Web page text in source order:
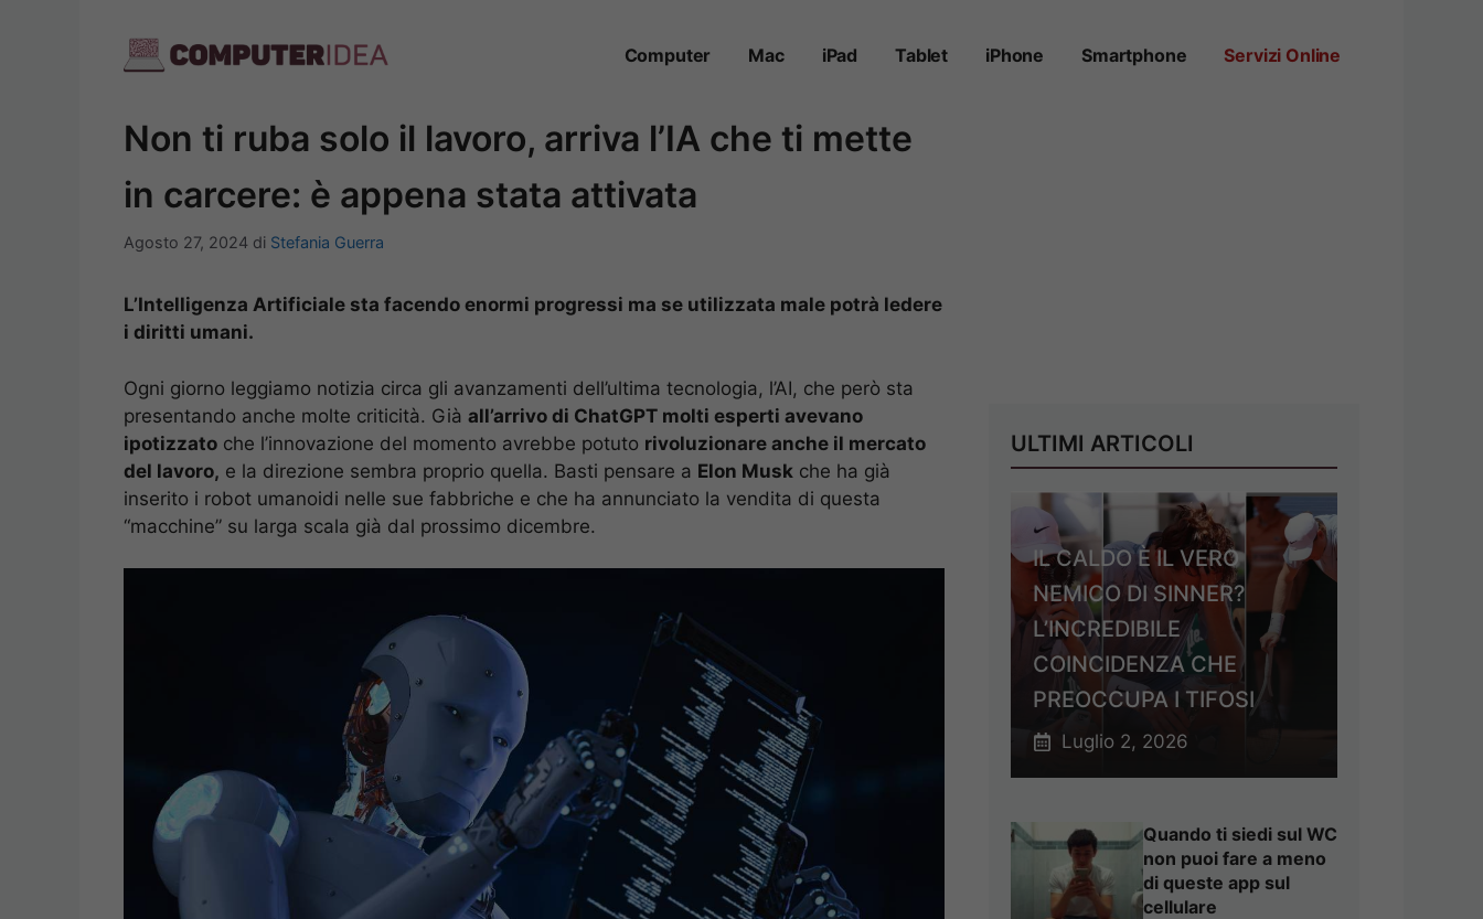
Computer Mac iPad Tablet iPhone Smartphone Servizi Online
Non ti ruba solo il lavoro, arriva l’IA che ti mette
in carcere: è appena stata attivata
Agosto 27, 2024 di Stefania Guerra
L’Intelligenza Artificiale sta facendo enormi progressi ma se utilizzata male potrà ledere
i diritti umani.
Ogni giorno leggiamo notizia circa gli avanzamenti dell’ultima tecnologia, l’AI, che però sta
presentando anche molte criticità. Già all’arrivo di ChatGPT molti esperti avevano
ipotizzato che l’innovazione del momento avrebbe potuto rivoluzionare anche il mercato
del lavoro, e la direzione sembra proprio quella. Basti pensare a Elon Musk che ha già
inserito i robot umanoidi nelle sue fabbriche e che ha annunciato la vendita di questa
“macchine” su larga scala già dal prossimo dicembre.
ULTIMI ARTICOLI
IL CALDO È IL VERO
NEMICO DI SINNER?
L’INCREDIBILE
COINCIDENZA CHE
PREOCCUPA I TIFOSI
Luglio 2, 2026
Quando ti siedi sul WC
non puoi fare a meno
di queste app sul
cellulare